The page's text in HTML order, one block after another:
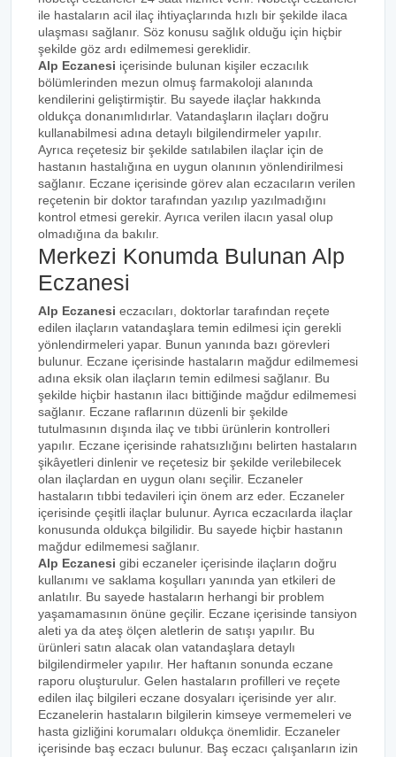
ile hastaların acil ilaç ihtiyaçlarında hızlı bir şekilde ilaca
ulaşması sağlanır. Söz konusu sağlık olduğu için hiçbir
şekilde göz ardı edilmemesi gereklidir.
Alp Eczanesi içerisinde bulunan kişiler eczacılık
bölümlerinden mezun olmuş farmakoloji alanında
kendilerini geliştirmiştir. Bu sayede ilaçlar hakkında
oldukça donanımlıdırlar. Vatandaşların ilaçları doğru
kullanabilmesi adına detaylı bilgilendirmeler yapılır.
Ayrıca reçetesiz bir şekilde satılabilen ilaçlar için de
hastanın hastalığına en uygun olanının yönlendirilmesi
sağlanır. Eczane içerisinde görev alan eczacıların verilen
reçetenin bir doktor tarafından yazılıp yazılmadığını
kontrol etmesi gerekir. Ayrıca verilen ilacın yasal olup
olmadığına da bakılır.
Merkezi Konumda Bulunan Alp
Eczanesi
Alp Eczanesi eczacıları, doktorlar tarafından reçete
edilen ilaçların vatandaşlara temin edilmesi için gerekli
yönlendirmeleri yapar. Bunun yanında bazı görevleri
bulunur. Eczane içerisinde hastaların mağdur edilmemesi
adına eksik olan ilaçların temin edilmesi sağlanır. Bu
şekilde hiçbir hastanın ilacı bittiğinde mağdur edilmemesi
sağlanır. Eczane raflarının düzenli bir şekilde
tutulmasının dışında ilaç ve tıbbi ürünlerin kontrolleri
yapılır. Eczane içerisinde rahatsızlığını belirten hastaların
şikâyetleri dinlenir ve reçetesiz bir şekilde verilebilecek
olan ilaçlardan en uygun olanı seçilir. Eczaneler
hastaların tıbbi tedavileri için önem arz eder. Eczaneler
içerisinde çeşitli ilaçlar bulunur. Ayrıca eczacılarda ilaçlar
konusunda oldukça bilgilidir. Bu sayede hiçbir hastanın
mağdur edilmemesi sağlanır.
Alp Eczanesi gibi eczaneler içerisinde ilaçların doğru
kullanımı ve saklama koşulları yanında yan etkileri de
anlatılır. Bu sayede hastaların herhangi bir problem
yaşamamasının önüne geçilir. Eczane içerisinde tansiyon
aleti ya da ateş ölçen aletlerin de satışı yapılır. Bu
ürünleri satın alacak olan vatandaşlara detaylı
bilgilendirmeler yapılır. Her haftanın sonunda eczane
raporu oluşturulur. Gelen hastaların profilleri ve reçete
edilen ilaç bilgileri eczane dosyaları içerisinde yer alır.
Eczanelerin hastaların bilgilerin kimseye vermemeleri ve
hasta gizliğini korumaları oldukça önemlidir. Eczaneler
içerisinde baş eczacı bulunur. Baş eczacı çalışanların izin